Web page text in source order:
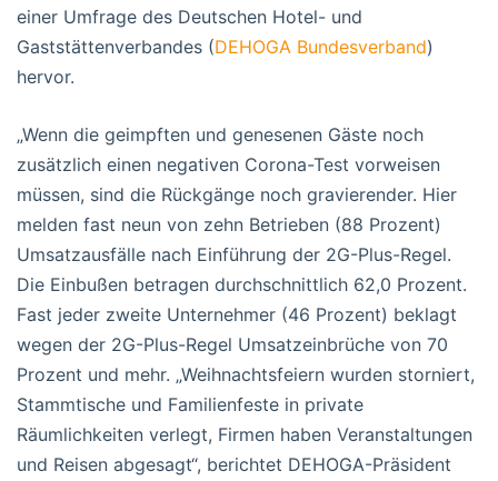
einer Umfrage des Deutschen Hotel- und
Gaststättenverbandes (DEHOGA Bundesverband)
hervor.
„Wenn die geimpften und genesenen Gäste noch
zusätzlich einen negativen Corona-Test vorweisen
müssen, sind die Rückgänge noch gravierender. Hier
melden fast neun von zehn Betrieben (88 Prozent)
Umsatzausfälle nach Einführung der 2G-Plus-Regel.
Die Einbußen betragen durchschnittlich 62,0 Prozent.
Fast jeder zweite Unternehmer (46 Prozent) beklagt
wegen der 2G-Plus-Regel Umsatzeinbrüche von 70
Prozent und mehr. „Weihnachtsfeiern wurden storniert,
Stammtische und Familienfeste in private
Räumlichkeiten verlegt, Firmen haben Veranstaltungen
und Reisen abgesagt“, berichtet DEHOGA-Präsident